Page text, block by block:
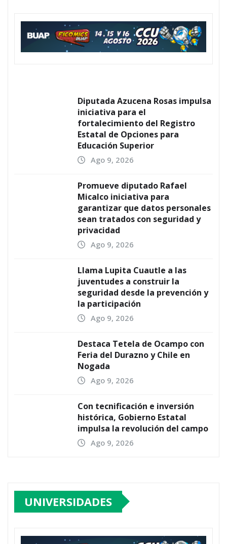
Diputada Azucena Rosas impulsa
iniciativa para el
fortalecimiento del Registro
Estatal de Opciones para
Educación Superior
Ago 9, 2026
Promueve diputado Rafael
Micalco iniciativa para
garantizar que datos personales
sean tratados con seguridad y
privacidad
Ago 9, 2026
Llama Lupita Cuautle a las
juventudes a construir la
seguridad desde la prevención y
la participación
Ago 9, 2026
Destaca Tetela de Ocampo con
Feria del Durazno y Chile en
Nogada
Ago 9, 2026
Con tecnificación e inversión
histórica, Gobierno Estatal
impulsa la revolución del campo
Ago 9, 2026
UNIVERSIDADES